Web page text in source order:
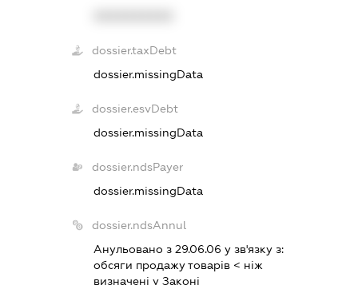
dossier.taxDebt
dossier.missingData
dossier.esvDebt
dossier.missingData
dossier.ndsPayer
dossier.missingData
dossier.ndsAnnul
Анульовано з 29.06.06 у зв'язку з:
обсяги продажу товарiв < нiж
визначенi у Законi